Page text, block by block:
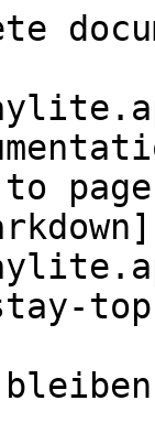
to